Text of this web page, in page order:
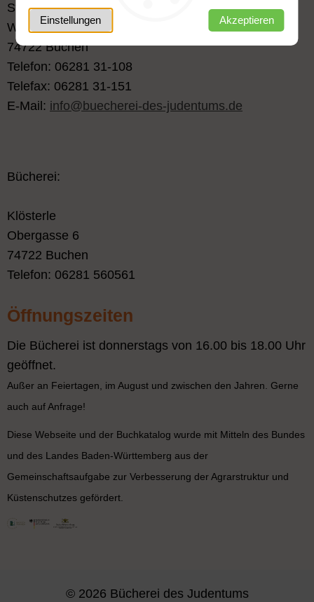
Einstellungen Akzeptieren
Stiftung des öffentlichen Rechts
Wimpinaplatz 3
74722 Buchen
Telefon: 06281 31-108
Telefax: 06281 31-151
E-Mail: info@buecherei-des-judentums.de
Bücherei:
Klösterle
Obergasse 6
74722 Buchen
Telefon: 06281 560561
Öffnungszeiten
Die Bücherei ist donnerstags von 16.00 bis 18.00 Uhr
geöffnet.
Außer an Feiertagen, im August und zwischen den Jahren. Gerne
auch auf Anfrage!
Diese Webseite und der Buchkatalog wurde mit Mitteln des Bundes
und des Landes Baden-Württemberg aus der
Gemeinschaftsaufgabe zur Verbesserung der Agrarstruktur und
Küstenschutzes gefördert.
© 2026 Bücherei des Judentums